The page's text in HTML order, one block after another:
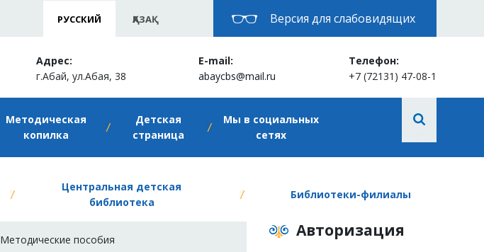
РУССКИЙ ҚАЗАҚ Версия для слабовидящих
Адрес:
г.Абай, ул.Абая, 38
E-mail:
abaycbs@mail.ru
Телефон:
+7 (72131) 47-08-1
Методическая
копилка
Детская
страница
Мы в социальных
сетях
Центральная детская
библиотека
Библиотеки-филиалы
Методические пособия Авторизация